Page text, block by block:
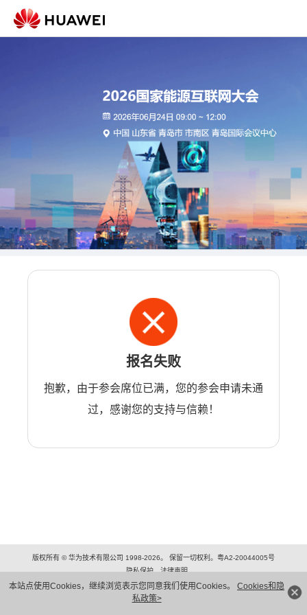
本站点使用Cookies，继续浏览表示您同意我们使用Cookies。 Cookies和隐
私政策>
报名失败
抱歉，由于参会席位已满，您的参会申请未通
过，感谢您的支持与信赖！
版权所有 © 华为技术有限公司 1998-2026。 保留一切权利。粤A2-20044005号
隐私保护
法律声明